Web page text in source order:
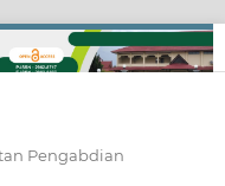
Pengabdian